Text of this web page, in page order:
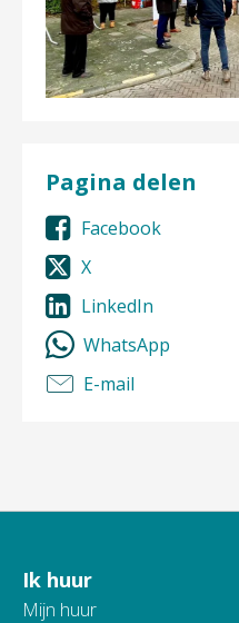
Pagina delen
Facebook
X
LinkedIn
WhatsApp
E-mail
Contactinformatie
Ik huur
Mijn huur